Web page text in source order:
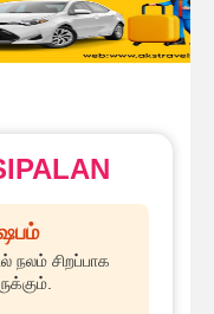
நலம் சிறப்பாக